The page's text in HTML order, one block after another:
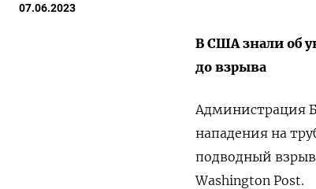
07.06.2023
В США знали об
до взрыва
Администрация
нападения на
подводный
Washington Post.